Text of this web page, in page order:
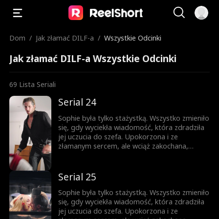
Dom / Jak złamać DILF-a / Wszystkie Odcinki
Jak złamać DILF-a Wszystkie Odcinki
69 Lista Seriali
Serial 24
Sophie była tylko stażystką. Wszystko zmieniło
się, gdy wyciekła wiadomość, która zdradziła
jej uczucia do szefa. Upokorzona i ze
złamanym sercem, ale wciąż zakochana,
mieszkają razem. Nocą ich spojrzenia stają się
coraz bardziej odważne, a sekrety coraz
trudniejsze do ukrycia. Ona jest córką jego
najlepszego przyjaciela, a on mężczyzną, o
którym ona nie może przestać myśleć. Pokusa
Serial 25
Sophie była tylko stażystką. Wszystko zmieniło
się, gdy wyciekła wiadomość, która zdradziła
jej uczucia do szefa. Upokorzona i ze